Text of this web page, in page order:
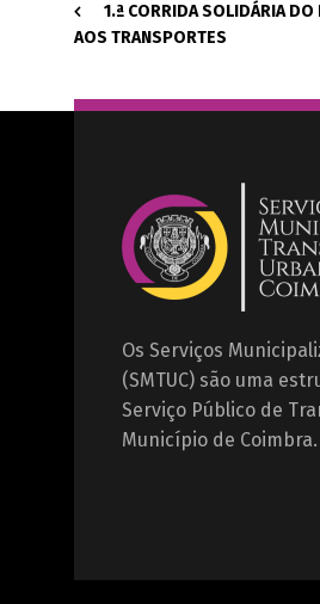
1.ª CORRIDA SOLIDÁRIA DO
AOS TRANSPORTES
Os Serviços
(SMTUC) são uma
Serviço Público de
Município de Coimbra.